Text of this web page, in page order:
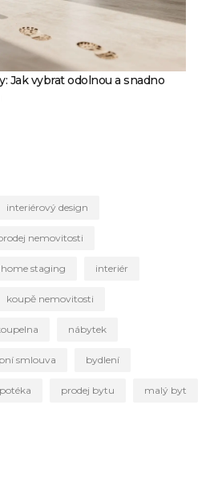
Jak vybrat odolnou a snadno
interiérový design
nemovitosti
home staging interiér
koupě nemovitosti
nábytek
smlouva bydlení
prodej bytu malý byt